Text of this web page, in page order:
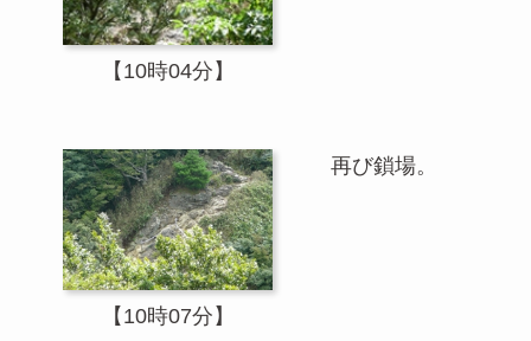
【10時04分】
【10時07分】
再び鎖場。